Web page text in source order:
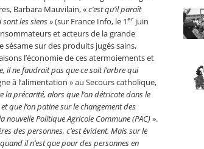
Barbara Mauvilain, «c’est qu’il paraît
les siens» (sur France Info, le 1er juin
et acteurs de la grande
sur des produits jugés sains,
l’économie de ces atermoiements et
il ne faudrait pas que ce soit l’arbre qui
à l’alimentation » au Secours catholique,
précarité, alors que l’on détricote dans le
que l’on patine sur le changement des
Politique Agricole Commune (PAC)».
des personnes, c’est évident. Mais sur le
il n’est que pour des personnes en